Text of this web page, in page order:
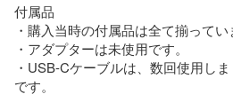
付属品
・購入当時の付属品は全て揃ってい
・アダプターは未使用です。
・USB-Cケーブルは、数回使用し
です。